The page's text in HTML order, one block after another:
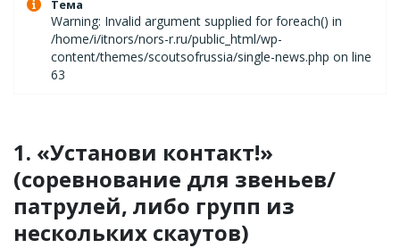
Тема
Warning: Invalid argument supplied for foreach() in
/home/i/itnors/nors-r.ru/public_html/wp-
content/themes/scoutsofrussia/single-news.php on line
63
1. «Установи контакт!»
(соревнование для звеньев/
патрулей, либо групп из
нескольких скаутов)